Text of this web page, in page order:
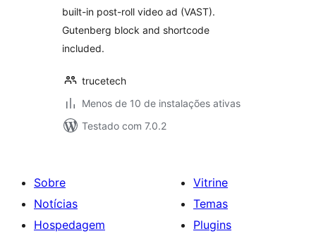
built-in post-roll video ad (VAST).
Gutenberg block and shortcode
included.
trucetech
Menos de 10 de instalações ativas
Testado com 7.0.2
Sobre
Notícias
Hospedagem
Vitrine
Temas
Plugins